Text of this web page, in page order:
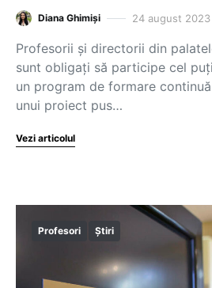
Diana Ghimiși 24 august 2023
Profesorii și directorii din
sunt obligați să participe cel
un program de formare
unui proiect pus…
Vezi articolul
Profesori Știri